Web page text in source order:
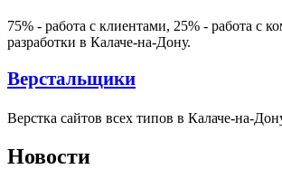
75% - работа с клиентами, 25% - работа с
разработки в Калаче-на-Дону.
Верстальщики
Верстка сайтов всех типов в Калаче-на-
Новости